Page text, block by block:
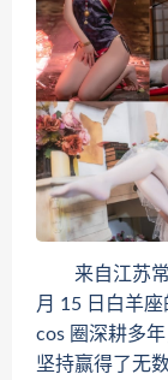
来自江苏常
月 15 日白羊
cos 圈深耕多
坚持赢得了无